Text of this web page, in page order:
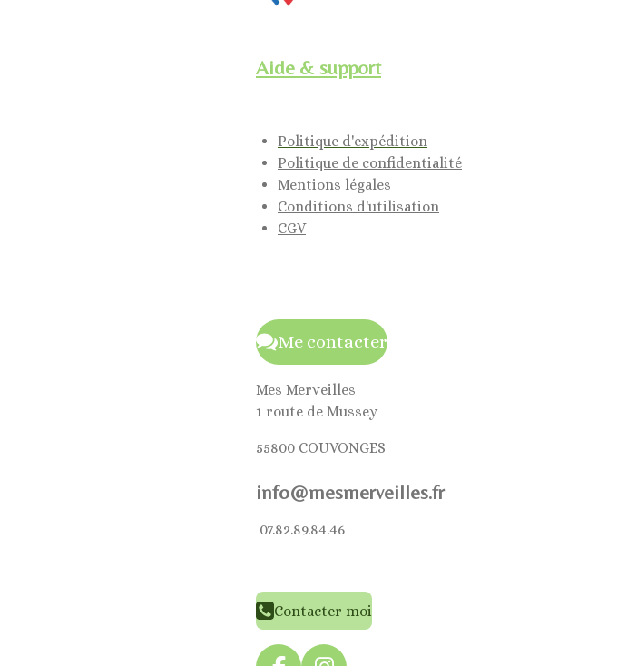
Aide & support
Politique d'expédition
Politique de confidentialité
Mentions légales
Conditions d'utilisation
CGV
Me contacter
Mes Merveilles
1 route de Mussey
55800 COUVONGES
info@mesmerveilles.fr
07.82.89.84.46
Contacter moi